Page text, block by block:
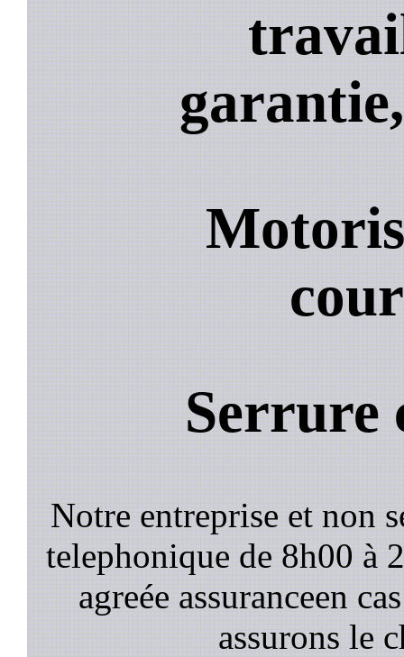
garantie,
Serrure
Notre entreprise et non
telephonique de 8h00 à
agreée assuranceen
assurons le